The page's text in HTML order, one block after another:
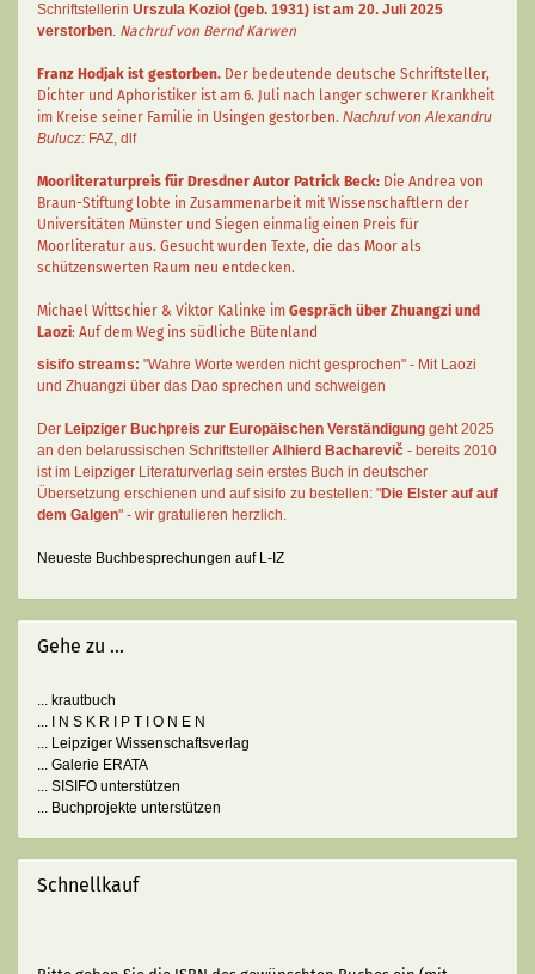
Schriftstellerin Urszula Kozioł (geb. 1931) ist am 20. Juli 2025
verstorben. Nachruf von Bernd Karwen
Franz Hodjak ist gestorben. Der bedeutende deutsche Schriftsteller,
Dichter und Aphoristiker ist am 6. Juli nach langer schwerer Krankheit
im Kreise seiner Familie in Usingen gestorben. Nachruf von Alexandru
Bulucz: FAZ, dlf
Moorliteraturpreis für Dresdner Autor Patrick Beck: Die Andrea von
Braun-Stiftung lobte in Zusammenarbeit mit Wissenschaftlern der
Universitäten Münster und Siegen einmalig einen Preis für
Moorliteratur aus. Gesucht wurden Texte, die das Moor als
schützenswerten Raum neu entdecken.
Michael Wittschier & Viktor Kalinke im Gespräch über Zhuangzi und
Laozi: Auf dem Weg ins südliche Bütenland
sisifo streams: "Wahre Worte werden nicht gesprochen" - Mit Laozi
und Zhuangzi über das Dao sprechen und schweigen
Der Leipziger Buchpreis zur Europäischen Verständigung geht 2025
an den belarussischen Schriftsteller Alhierd Bacharevič - bereits 2010
ist im Leipziger Literaturverlag sein erstes Buch in deutscher
Übersetzung erschienen und auf sisifo zu bestellen: "Die Elster auf auf
dem Galgen" - wir gratulieren herzlich.
Neueste Buchbesprechungen auf L-IZ
Gehe zu ...
... krautbuch
... I N S K R I P T I O N E N
... Leipziger Wissenschaftsverlag
... Galerie ERATA
... SISIFO unterstützen
... Buchprojekte unterstützen
Schnellkauf